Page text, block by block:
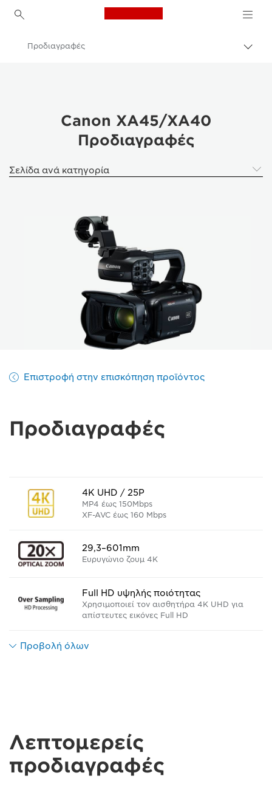
Canon Logo, back to
Canon XA45/XA40
Προδιαγραφές
Canon XA45/XA40
Προδιαγραφές
Σελίδα ανά κατηγορία
Επιστροφή στην επισκόπηση προϊόντος
Προδιαγραφές
4K UHD / 25P
MP4 έως 150Mbps
XF-AVC έως 160 Mbps
29,3–601mm
Ευρυγώνιο ζουμ 4K
Full HD υψηλής ποιότητας
Χρησιμοποιεί τον αισθητήρα 4K UHD για
απίστευτες εικόνες Full HD
Προβολή όλων
Λεπτομερείς
προδιαγραφές